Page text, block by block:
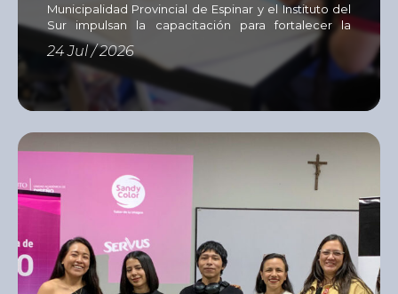
Municipalidad Provincial de Espinar y el Instituto del
Sur impulsan la capacitación para fortalecer la
empleabilidad La Municipalidad Provincial de
Espinar, en coordinación con el Instituto del Sur
(ISUR), desarrollan un programa de capacitación
dirigido a 60 personas en situación de
vulnerabilidad, entre jóvenes, adultos y
competencias, actualizar sus conocimientos o
aprender un […]
24 Jul / 2026